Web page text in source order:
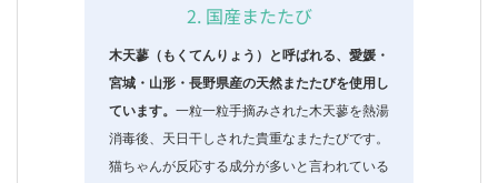
2. 国産またたび
木天蓼（もくてんりょう）と呼ばれる、愛媛・
宮城・山形・長野県産の天然またたびを使用し
ています。 一粒一粒手摘みされた木天蓼を熱湯
消毒後、天日干しされた貴重なまたたびです。
猫ちゃんが反応する成分が多いと言われている